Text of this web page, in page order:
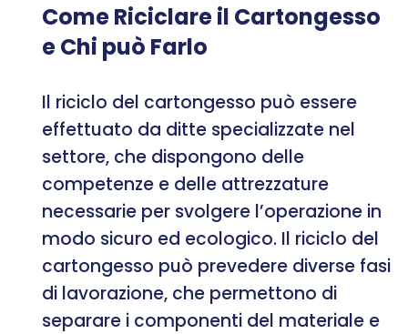
Come Riciclare il Cartongesso
e Chi può Farlo
Il riciclo del cartongesso può essere
effettuato da ditte specializzate nel
settore, che dispongono delle
competenze e delle attrezzature
necessarie per svolgere l’operazione in
modo sicuro ed ecologico. Il riciclo del
cartongesso può prevedere diverse fasi
di lavorazione, che permettono di
separare i componenti del materiale e